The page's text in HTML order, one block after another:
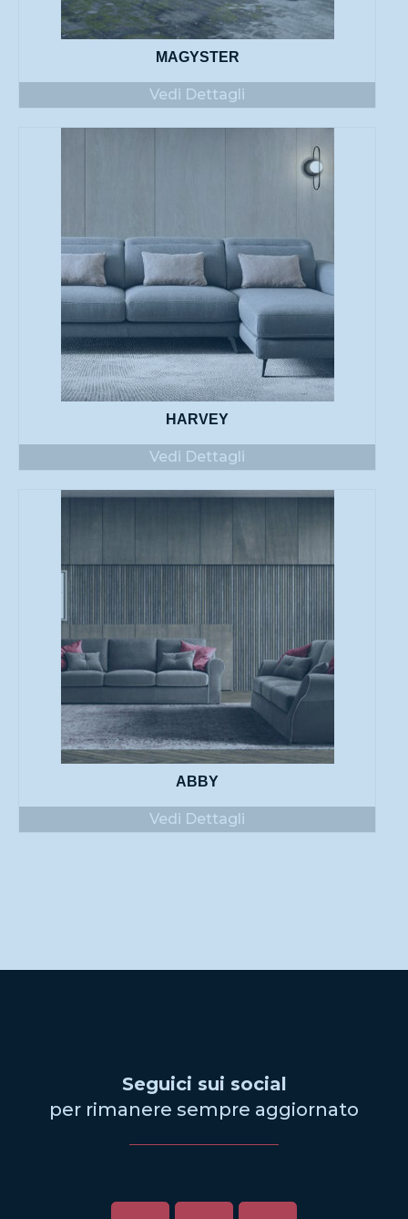
MAGYSTER
Vedi Dettagli
HARVEY
Vedi Dettagli
ABBY
Vedi Dettagli
Seguici sui social
per rimanere sempre aggiornato